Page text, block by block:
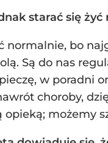
starać się
normalnie, bo
Są do nas
w poradni
choroby,
opieką; możemy